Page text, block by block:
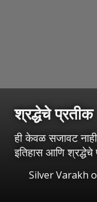
श्रद्धेचे प्रतीक
ही केवळ सजावट
इतिहास आणि
Silver Varakh